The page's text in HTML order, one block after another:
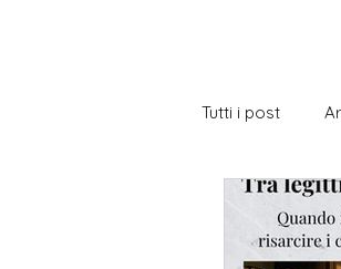
Tutti i post
Becas de